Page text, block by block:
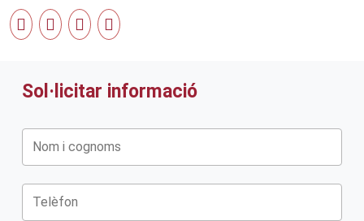
Sol·licitar informació